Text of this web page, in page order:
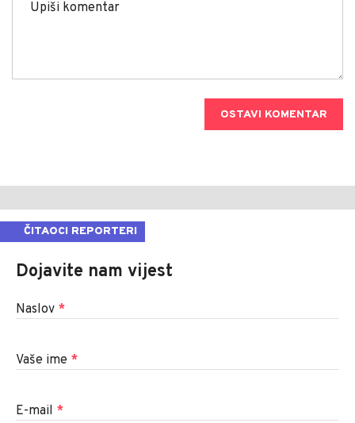
OSTAVI KOMENTAR
ČITAOCI REPORTERI
Dojavite nam vijest
Naslov *
Vaše ime *
E-mail *